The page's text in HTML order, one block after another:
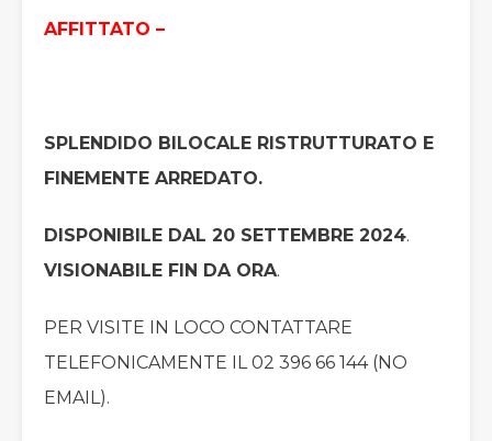
AFFITTATO –
SPLENDIDO BILOCALE RISTRUTTURATO E
FINEMENTE ARREDATO.
DISPONIBILE DAL 20 SETTEMBRE 2024.
VISIONABILE FIN DA ORA.
PER VISITE IN LOCO CONTATTARE
TELEFONICAMENTE IL 02 396 66 144 (NO
EMAIL).